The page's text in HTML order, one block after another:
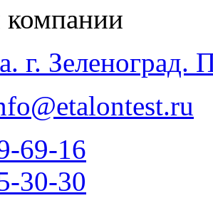
г. Зеленоград.
69-16
30-30